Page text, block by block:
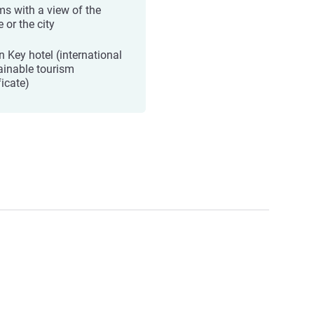
with a view of the
or the city
Key hotel (international
tourism